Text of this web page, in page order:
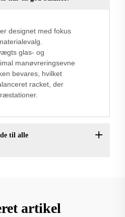
designet med fokus
glas- og
manøvreringsevne
bevares, hvilket
racket, der
til alle
artikel